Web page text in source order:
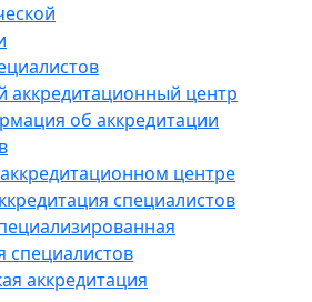
аккредитационный центр
об аккредитации
центре
специалистов
специалистов
аккредитация